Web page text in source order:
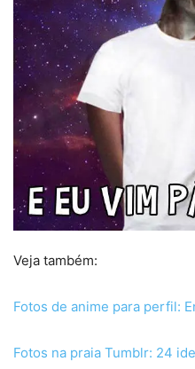
Veja também:
Fotos de anime para perfil:
Fotos na praia Tumblr: 24